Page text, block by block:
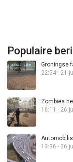
Populaire
Groningse
22:54 - 21
Zombies
16:11 - 26
13:36 - 26